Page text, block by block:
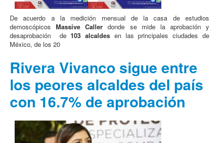
De acuerdo a la medición mensual de la casa de estudios
demoscópicosMassive Caller donde se mide la aprobación y
desaprobación de103 alcaldes en las principales ciudades de
México, de los 20
Rivera Vivanco sigue entre
los peores alcaldes del país
con 16.7% de aprobación